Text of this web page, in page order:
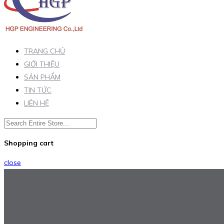
TRANG CHỦ
GIỚI THIỆU
SẢN PHẨM
TIN TỨC
LIÊN HỆ
Shopping cart
close